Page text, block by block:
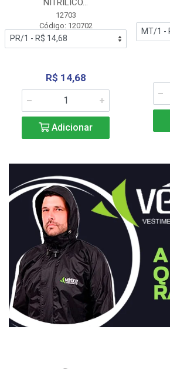
NITRÍLICO...
12703
Código: 120702
R$ 14,68
Adicionar